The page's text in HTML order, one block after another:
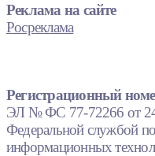
Реклама на сайте
Росреклама
Регистрационный
ЭЛ № ФС 77-72266 от
Федеральной службой
информационных